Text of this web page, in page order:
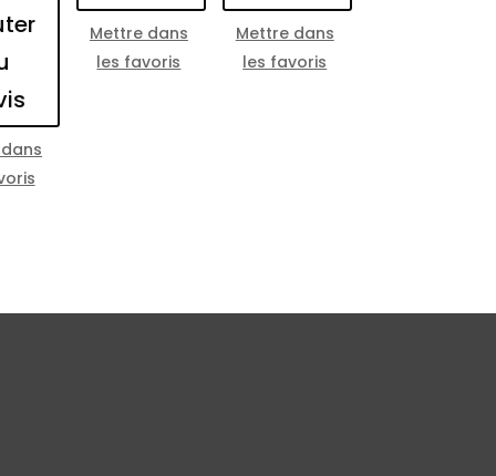
Mettre dans
les favoris
Mettre dans
les favoris